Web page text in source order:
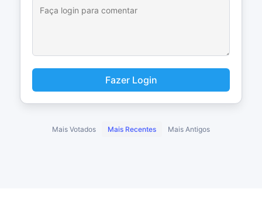
Fazer Login
Mais Votados Mais Recentes Mais Antigos